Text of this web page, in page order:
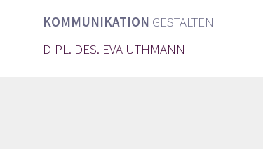
KOMMUNIKATION GESTALTEN
DIPL. DES. EVA UTHMANN